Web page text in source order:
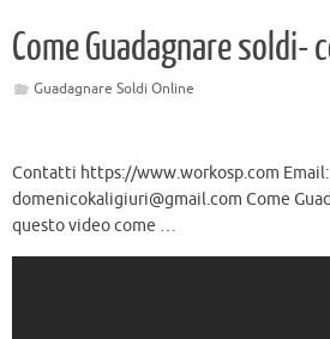
Come Guadagnare soldi-
Guadagnare Soldi Online
Contatti https://www.workosp.com Email:
domenicokaligiuri@gmail.com Come
questo video come …